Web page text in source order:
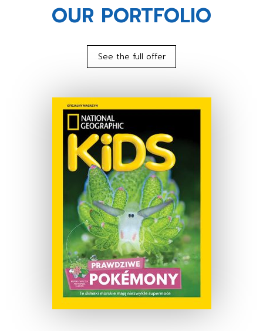
OUR PORTFOLIO
See the full offer